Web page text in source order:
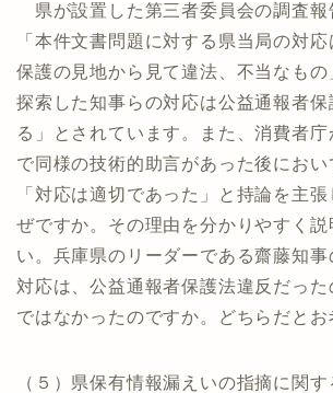
県が設置した第三者委員会の調査報
「本件文書問題に対する県当局の対
保護の見地から見て違法、不当なもの
探索した知事らの対応は公益通報者保
る」とされています。また、消費者庁
で同様の技術的助言があった後におい
「対応は適切であった」と持論を主
ぜですか。その理由を分かりやすく説
い。兵庫県のリーダーである齋藤知
対応は、公益通報者保護法違反だっ
ではなかったのですか。どちらだとお
（５）県保有情報漏えいの指摘に関